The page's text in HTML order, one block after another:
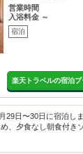
営業時間
入浴料金 ～
宿泊
楽天トラベルの宿泊プ
29日〜30日に宿泊し
、夕食なし朝食付き